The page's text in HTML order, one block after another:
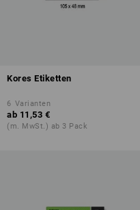
Kores Etiketten
6 Varianten
ab 11,53 €
(m. MwSt.) ab 3 Pack